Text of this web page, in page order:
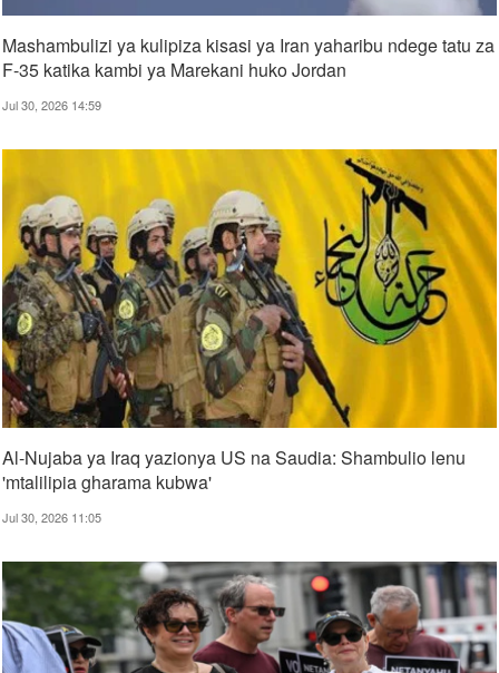
Mashambulizi ya kulipiza kisasi ya Iran yaharibu ndege tatu za
F-35 katika kambi ya Marekani huko Jordan
Jul 30, 2026 14:59
Al-Nujaba ya Iraq yazionya US na Saudia: Shambulio lenu
'mtalilipia gharama kubwa'
Jul 30, 2026 11:05